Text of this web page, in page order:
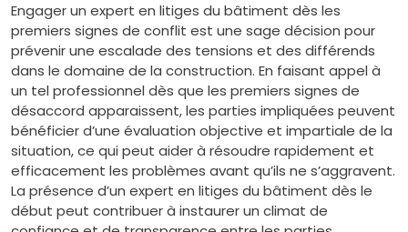
Engager un expert en litiges du bâtiment dès les
premiers signes de conflit est une sage décision pour
prévenir une escalade des tensions et des différends
dans le domaine de la construction. En faisant appel à
un tel professionnel dès que les premiers signes de
désaccord apparaissent, les parties impliquées peuvent
bénéficier d’une évaluation objective et impartiale de la
situation, ce qui peut aider à résoudre rapidement et
efficacement les problèmes avant qu’ils ne s’aggravent.
La présence d’un expert en litiges du bâtiment dès le
début peut contribuer à instaurer un climat de